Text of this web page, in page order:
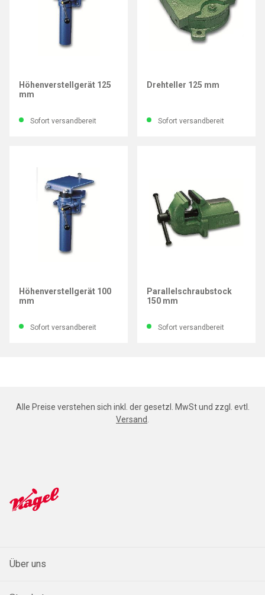
Höhenverstellgerät 125
mm
Sofort versandbereit
Drehteller 125 mm
Sofort versandbereit
Höhenverstellgerät 100
mm
Sofort versandbereit
Parallelschraubstock
150 mm
Sofort versandbereit
Alle Preise verstehen sich inkl. der gesetzl. MwSt und zzgl. evtl.
Versand
Über uns